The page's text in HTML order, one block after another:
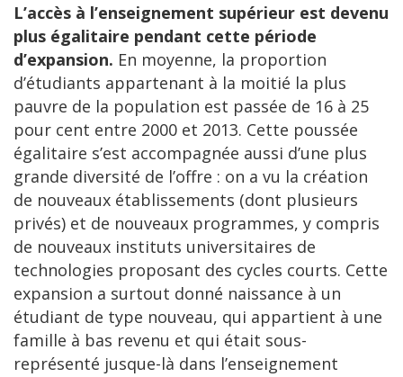
L’accès à l’enseignement supérieur est devenu
plus égalitaire pendant cette période
d’expansion. En moyenne, la proportion
d’étudiants appartenant à la moitié la plus
pauvre de la population est passée de 16 à 25
pour cent entre 2000 et 2013. Cette poussée
égalitaire s’est accompagnée aussi d’une plus
grande diversité de l’offre : on a vu la création
de nouveaux établissements (dont plusieurs
privés) et de nouveaux programmes, y compris
de nouveaux instituts universitaires de
technologies proposant des cycles courts. Cette
expansion a surtout donné naissance à un
étudiant de type nouveau, qui appartient à une
famille à bas revenu et qui était sous-
représenté jusque-là dans l’enseignement